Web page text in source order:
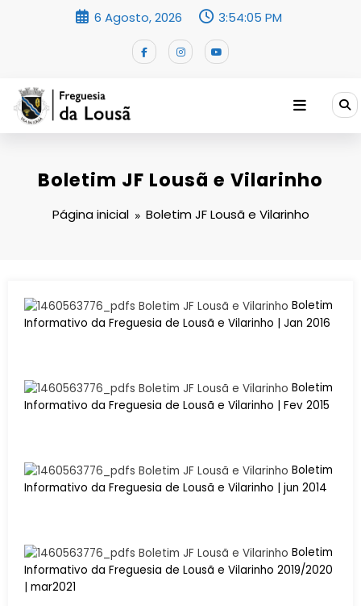
6 Agosto, 2026 3:54:05 PM
Boletim JF Lousã e Vilarinho
Página inicial Boletim JF Lousã e Vilarinho
Boletim
Informativo da Freguesia de Lousã e Vilarinho | Jan 2016
Boletim
Informativo da Freguesia de Lousã e Vilarinho | Fev 2015
Boletim
Informativo da Freguesia de Lousã e Vilarinho | jun 2014
Boletim
Informativo da Freguesia de Lousã e Vilarinho 2019/2020
| mar2021